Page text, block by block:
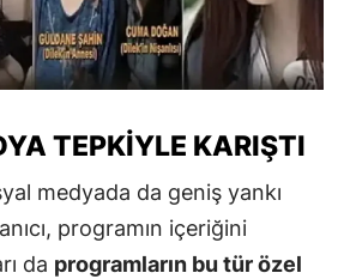
TEPKIYLE KARIŞTI
medyada da geniş yankı
programın içeriğini
da programların bu tür özel